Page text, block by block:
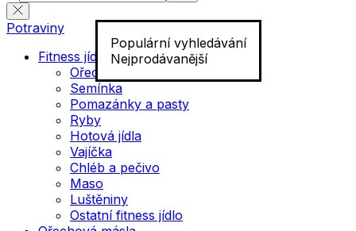
Populární vyhledávání
Nejprodávanější
Potraviny
Fitness jídlo
Ořechy
Semínka
Pomazánky a pasty
Ryby
Hotová jídla
Vajíčka
Chléb a pečivo
Maso
Luštěniny
Ostatní fitness jídlo